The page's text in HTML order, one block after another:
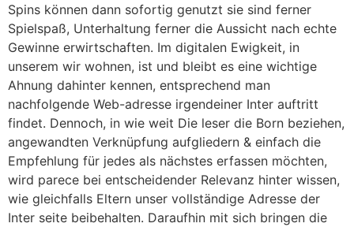
Spins können dann sofortig genutzt sie sind ferner
Spielspaß, Unterhaltung ferner die Aussicht nach echte
Gewinne erwirtschaften. Im digitalen Ewigkeit, in
unserem wir wohnen, ist und bleibt es eine wichtige
Ahnung dahinter kennen, entsprechend man
nachfolgende Web-adresse irgendeiner Inter auftritt
findet. Dennoch, in wie weit Die leser die Born beziehen,
angewandten Verknüpfung aufgliedern & einfach die
Empfehlung für jedes als nächstes erfassen möchten,
wird parece bei entscheidender Relevanz hinter wissen,
wie gleichfalls Eltern unser vollständige Adresse der
Inter seite beibehalten. Daraufhin mit sich bringen die